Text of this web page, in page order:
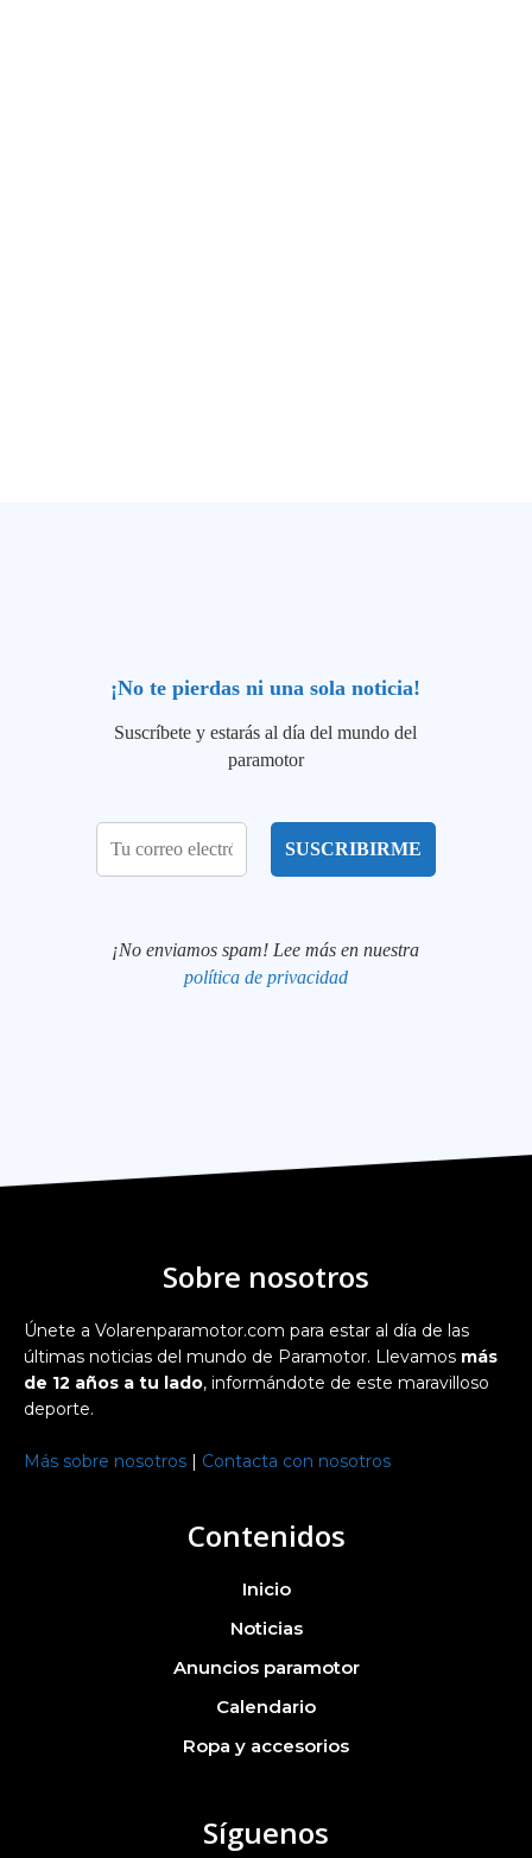
¡No te pierdas ni una sola noticia!
Suscríbete y estarás al día del mundo del
paramotor
¡No enviamos spam! Lee más en nuestra
política de privacidad
Sobre nosotros
Únete a Volarenparamotor.com para estar al día de las
últimas noticias del mundo de Paramotor. Llevamos más
de 12 años a tu lado, informándote de este maravilloso
deporte.
Más sobre nosotros | Contacta con nosotros
Contenidos
Inicio
Noticias
Anuncios paramotor
Calendario
Ropa y accesorios
Síguenos